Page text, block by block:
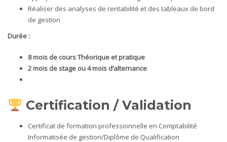
Réaliser des analyses de rentabilité et des tableaux de bord
de gestion
Durée :
8 mois de coursThéorique et pratique
2 mois destage ou 4 mois d’alternance
Certification / Validation
Certificat de formation professionnelle en Comptabilité
Informatisée de gestion/Diplôme de Qualification